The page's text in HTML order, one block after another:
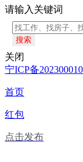
请输入关键词
搜索
关闭
宁ICP备
首页
红包
点击发布